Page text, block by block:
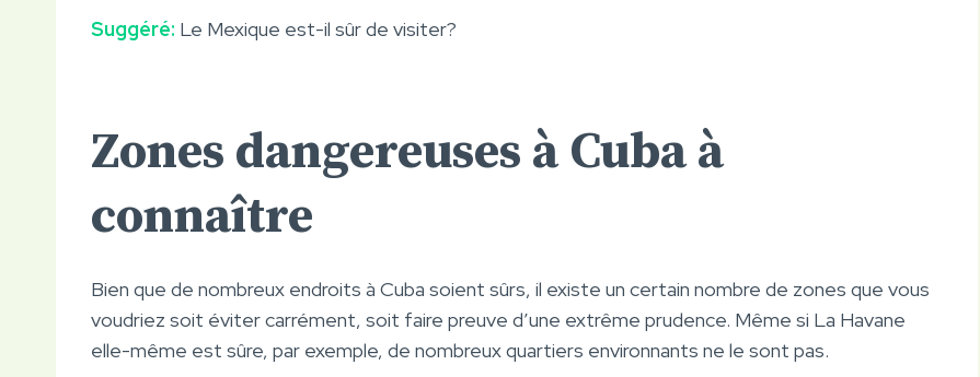
Suggéré: Le Mexique est-il sûr de visiter?
Zones dangereuses à Cuba à
connaître
Bien que de nombreux endroits à Cuba soient sûrs, il existe un certain nombre de zones que vous
voudriez soit éviter carrément, soit faire preuve d’une extrême prudence. Même si La Havane
elle-même est sûre, par exemple, de nombreux quartiers environnants ne le sont pas.